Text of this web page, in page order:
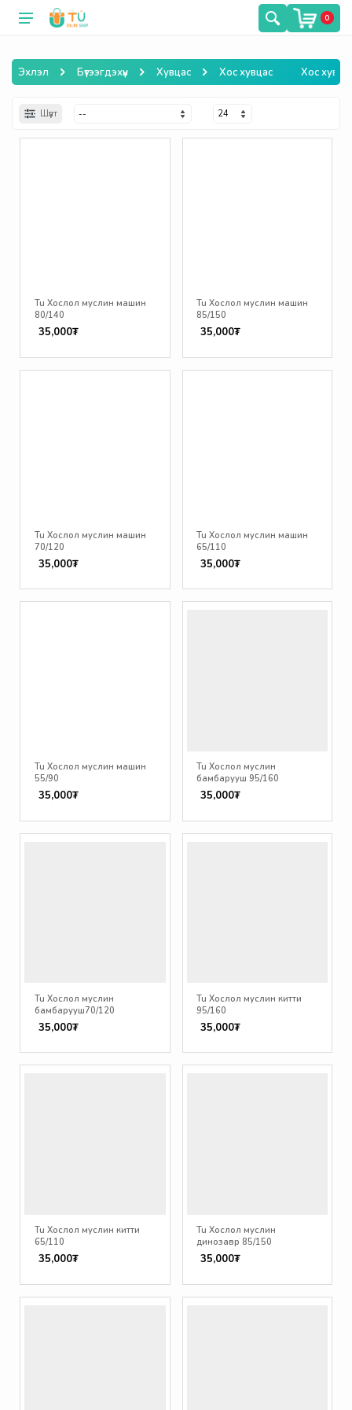
0
Эхлэл Бүтээгдэхүүн Хувцас Хос хувцас Хос
Шүүлт
Tu Хослол муслин машин
80/140
35,000₮
Tu Хослол муслин машин
85/150
35,000₮
Tu Хослол муслин машин
70/120
35,000₮
Tu Хослол муслин машин
65/110
35,000₮
Tu Хослол муслин машин
55/90
35,000₮
Tu Хослол муслин
бамбарууш 95/160
35,000₮
Tu Хослол муслин
бамбарууш70/120
35,000₮
Tu Хослол муслин китти
95/160
35,000₮
Tu Хослол муслин китти
65/110
35,000₮
Tu Хослол муслин
динозавр 85/150
35,000₮